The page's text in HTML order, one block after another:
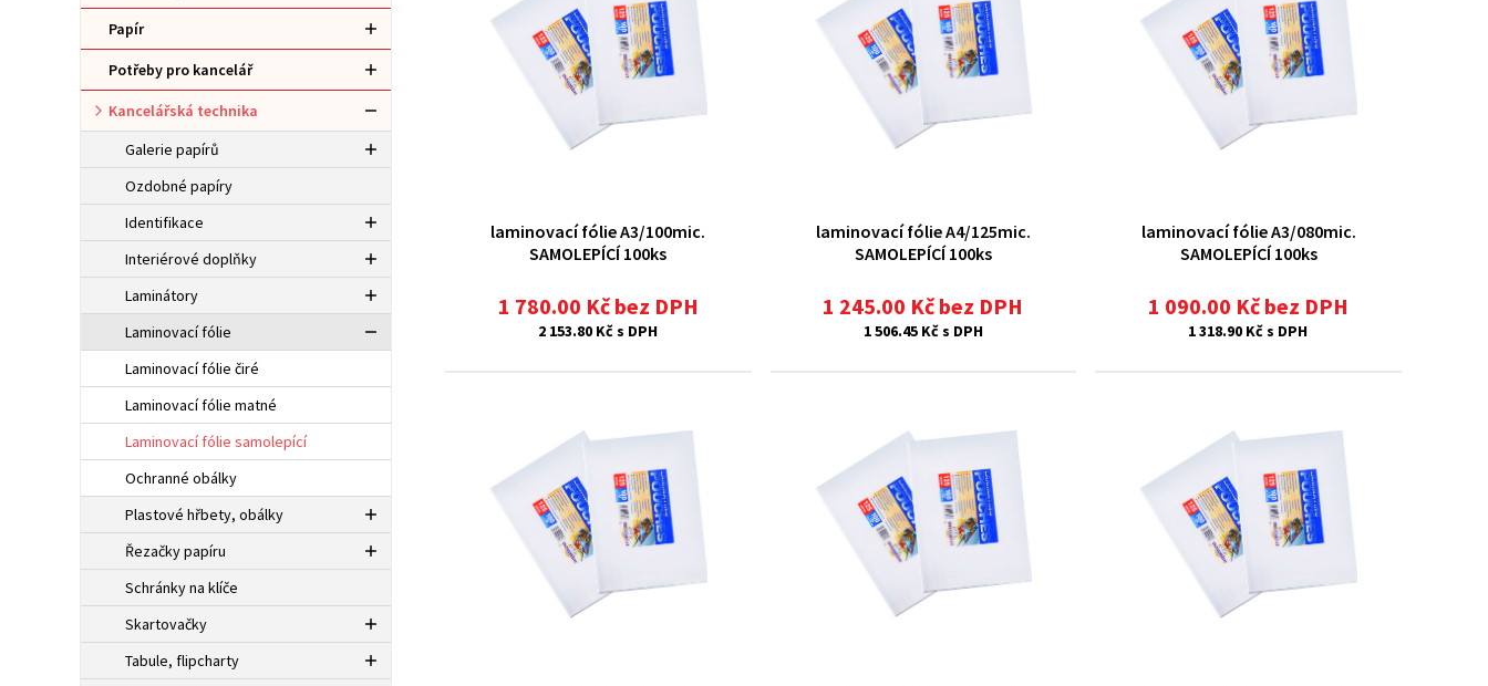
Papír
Potřeby pro kancelář
Kancelářská technika
Galerie papírů
Ozdobné papíry
Identifikace
Interiérové doplňky
Laminátory
Laminovací fólie
Laminovací fólie čiré
Laminovací fólie matné
Laminovací fólie samolepící
Ochranné obálky
Plastové hřbety, obálky
Řezačky papíru
Schránky na klíče
Skartovačky
Tabule, flipcharty
laminovací fólie A3/100mic.
SAMOLEPÍCÍ 100ks
1 780.00 Kč bez DPH
2 153.80 Kč s DPH
laminovací fólie A4/125mic.
SAMOLEPÍCÍ 100ks
1 245.00 Kč bez DPH
1 506.45 Kč s DPH
laminovací fólie A3/080mic.
SAMOLEPÍCÍ 100ks
1 090.00 Kč bez DPH
1 318.90 Kč s DPH